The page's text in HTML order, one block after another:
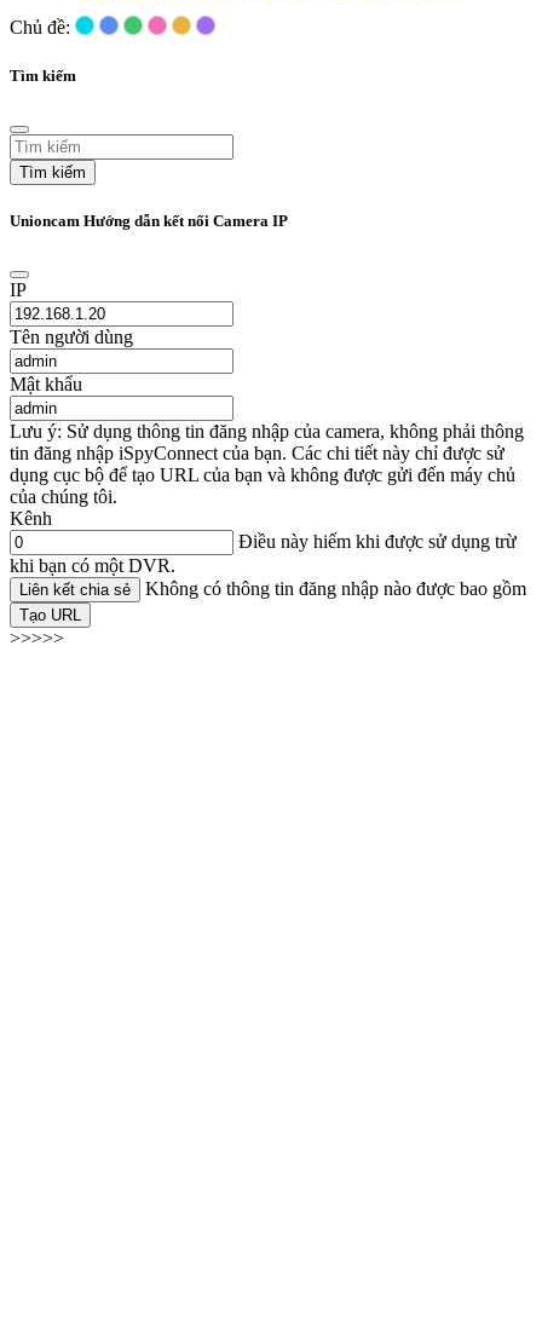
Chủ đề:
Tìm kiếm
Tìm kiếm
Unioncam Hướng dẫn kết nối Camera IP
IP
Tên người dùng
Mật khẩu
Lưu ý: Sử dụng thông tin đăng nhập của camera, không phải thông
tin đăng nhập iSpyConnect của bạn. Các chi tiết này chỉ được sử
dụng cục bộ để tạo URL của bạn và không được gửi đến máy chủ
của chúng tôi.
Kênh
Điều này hiếm khi được sử dụng trừ
khi bạn có một DVR.
Liên kết chia sẻ Không có thông tin đăng nhập nào được bao gồm
Tạo URL
>>>>>